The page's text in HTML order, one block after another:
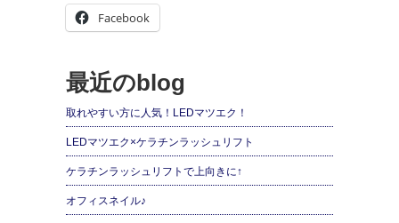
Facebook
最近のblog
取れやすい方に人気！LEDマツエク！
LEDマツエク×ケラチンラッシュリフト
ケラチンラッシュリフトで上向きに↑
オフィスネイル♪